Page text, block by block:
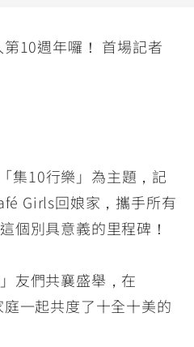
10週年囉！ 首場記者
集10行樂」為主題，記
Girls回娘家，攜手所有
個別具意義的里程碑！
友們共襄盛舉，在
一起共度了十全十美的